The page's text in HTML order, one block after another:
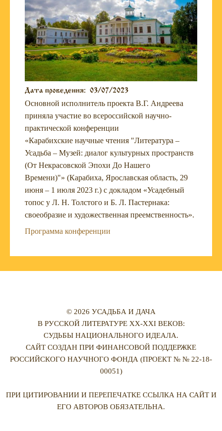
Дата проведения: 03/07/2023
Основной исполнитель проекта В.Г. Андреева
приняла участие во всероссийской научно-
практической конференции
«Карабихские научные чтения "Литература –
Усадьба – Музей: диалог культурных пространств
(От Некрасовской Эпохи До Нашего
Времени)"» (Карабиха, Ярославская область, 29
июня – 1 июля 2023 г.) с докладом «Усадебный
топос у Л. Н. Толстого и Б. Л. Пастернака:
своеобразие и художественная преемственность».
Программа конференции
© 2026 УСАДЬБА И ДАЧА
В РУССКОЙ ЛИТЕРАТУРЕ XX-XXI ВЕКОВ:
СУДЬБЫ НАЦИОНАЛЬНОГО ИДЕАЛА.
САЙТ СОЗДАН ПРИ ФИНАНСОВОЙ ПОДДЕРЖКЕ
РОССИЙСКОГО НАУЧНОГО ФОНДА (ПРОЕКТ № № 22-18-
00051)
ПРИ ЦИТИРОВАНИИ И ПЕРЕПЕЧАТКЕ ССЫЛКА НА САЙТ И
ЕГО АВТОРОВ ОБЯЗАТЕЛЬНА.